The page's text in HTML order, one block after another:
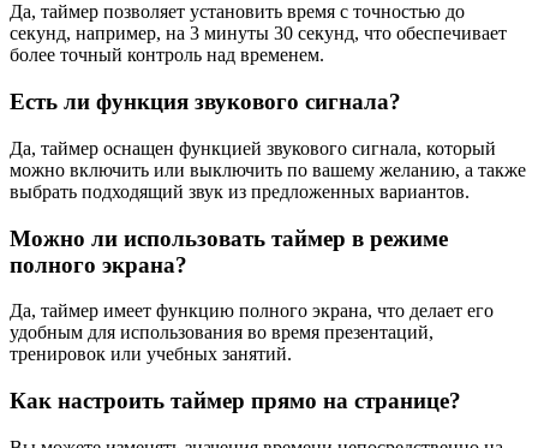
Да, таймер позволяет установить время с точностью до
секунд, например, на 3 минуты 30 секунд, что обеспечивает
более точный контроль над временем.
Есть ли функция звукового сигнала?
Да, таймер оснащен функцией звукового сигнала, который
можно включить или выключить по вашему желанию, а также
выбрать подходящий звук из предложенных вариантов.
Можно ли использовать таймер в режиме
полного экрана?
Да, таймер имеет функцию полного экрана, что делает его
удобным для использования во время презентаций,
тренировок или учебных занятий.
Как настроить таймер прямо на странице?